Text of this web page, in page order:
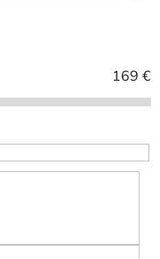
169 €